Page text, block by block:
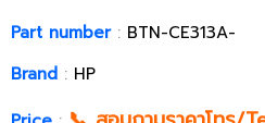
Part number: BTN-CE313A-
Brand : HP